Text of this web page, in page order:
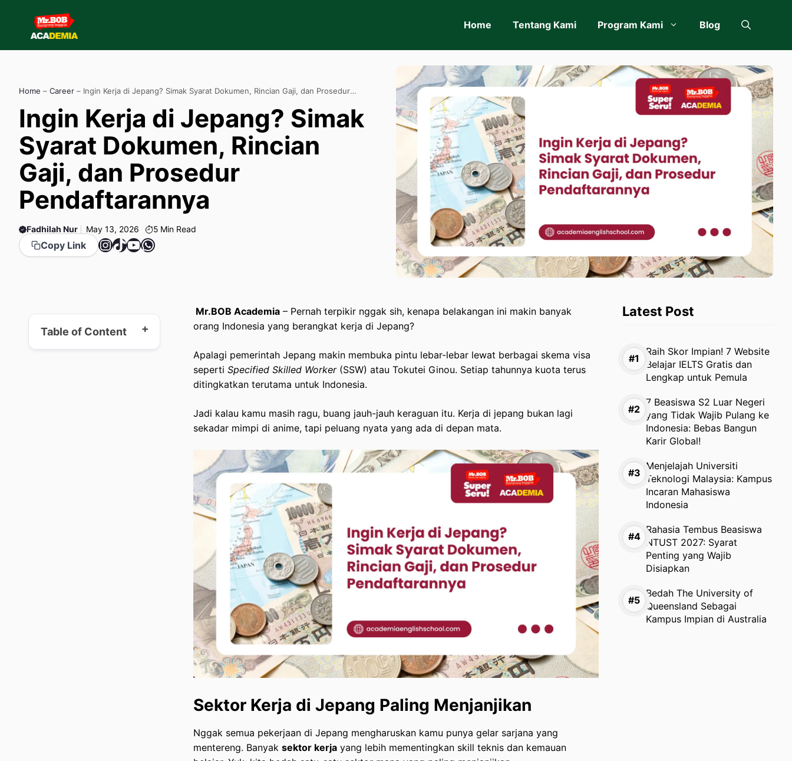
content
Home Tentang Kami Program Kami Blog
Home – Career – Ingin Kerja di Jepang? Simak Syarat Dokumen, Rincian Gaji, dan Prosedur
Ingin Kerja di Jepang? Simak
Syarat Dokumen, Rincian
Gaji, dan Prosedur
Pendaftarannya
Fadhilah Nur May 13, 2026 5 Min Read
Copy Link Instagram
TikTok
YouTube
WhatsApp
Table of Content
Mr.BOB Academia – Pernah terpikir nggak sih, kenapa belakangan ini makin banyak
orang Indonesia yang berangkat kerja di Jepang?
Apalagi pemerintah Jepang makin membuka pintu lebar-lebar lewat berbagai skema visa
seperti Specified Skilled Worker(SSW) atau Tokutei Ginou. Setiap tahunnya kuota terus
ditingkatkan terutama untuk Indonesia.
Jadi kalau kamu masih ragu, buang jauh-jauh keraguan itu. Kerja di jepang bukan lagi
sekadar mimpi di anime, tapi peluang nyata yang ada di depan mata.
Sektor Kerja di Jepang Paling Menjanjikan
Nggak semua pekerjaan di Jepang mengharuskan kamu punya gelar sarjana yang
mentereng. Banyak sektor kerja yang lebih mementingkan skill teknis dan kemauan
Latest Post
Raih Skor Impian! 7 Website
Belajar IELTS Gratis dan
Lengkap untuk Pemula
7 Beasiswa S2 Luar Negeri
yang Tidak Wajib Pulang ke
Indonesia: Bebas Bangun
Karir Global!
Menjelajah Universiti
Teknologi Malaysia: Kampus
Incaran Mahasiswa
Indonesia
Rahasia Tembus Beasiswa
NTUST 2027: Syarat
Penting yang Wajib
Disiapkan
Bedah The University of
Queensland Sebagai
Kampus Impian di Australia